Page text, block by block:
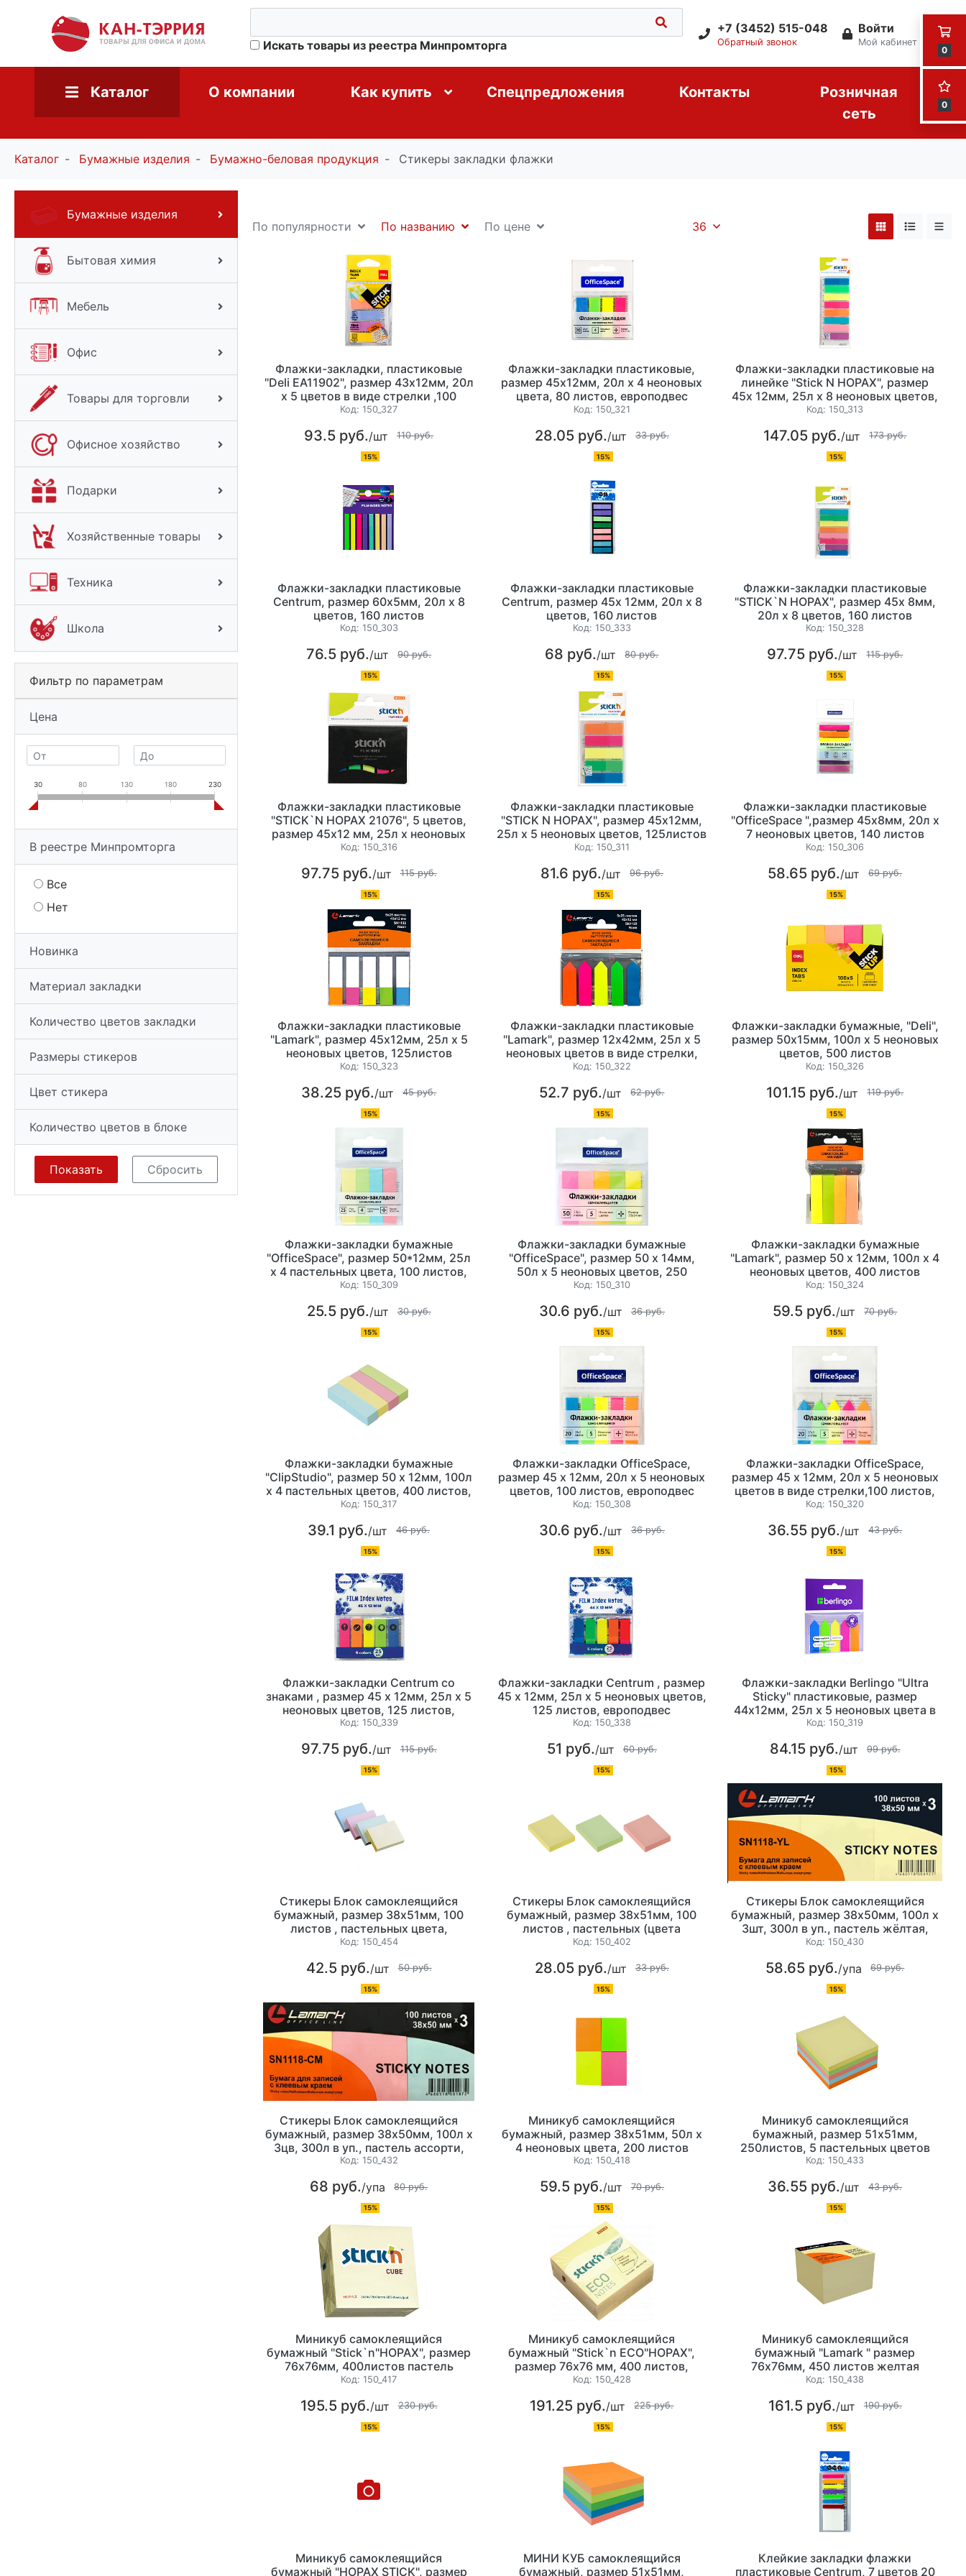
0
0
Искать товары из реестра Минпромторга
+7 (3452) 515-048
Обратный звонок
Войти
Мой кабинет
Каталог О компании Как купить Спецпредложения Контакты
Розничная
сеть
Каталог Бумажные изделия Бумажно-беловая продукция Стикеры закладки флажки
Бумажные изделия
Бытовая химия
Мебель
Офис
Товары для торговли
Офисное хозяйство
Подарки
Хозяйственные товары
Техника
Школа
Фильтр по параметрам
Цена
30 80 130 180 230
В реестре Минпромторга
Все
Нет
Новинка
Материал закладки
Количество цветов закладки
Размеры стикеров
Цвет стикера
Количество цветов в блоке
По популярности По названию По цене 36
Флажки-закладки, пластиковые
"Deli EA11902", размер 43x12мм, 20л
х 5 цветов в виде стрелки ,100
листов
Код:150_327
93.5 руб./шт 110 руб.
15%
Флажки-закладки пластиковые,
размер 45х12мм, 20л х 4 неоновых
цвета, 80 листов, европодвес
Код: 150_321
28.05 руб./шт 33 руб.
15%
Флажки-закладки пластиковые на
линейке "Stick N HOPAX", размер
45х 12мм, 25л х 8 неоновых цветов,
200 листов, европодвес
Код:150_313
147.05 руб./шт 173 руб.
15%
Флажки-закладки пластиковые
Centrum, размер 60х5мм, 20л х 8
цветов, 160 листов
Код: 150_303
76.5 руб./шт 90 руб.
15%
Флажки-закладки пластиковые
Centrum, размер 45х 12мм, 20л х 8
цветов, 160 листов
Код: 150_333
68 руб./шт 80 руб.
15%
Флажки-закладки пластиковые
"STICK`N HOPAX", размер 45х 8мм,
20л х 8 цветов, 160 листов
Код:150_328
97.75 руб./шт 115 руб.
15%
Флажки-закладки пластиковые
"STICK`N HOPAX 21076", 5 цветов,
размер 45х12 мм, 25л х неоновых
цвета, 100 листов
Код: 150_316
97.75 руб./шт 115 руб.
15%
Флажки-закладки пластиковые
"STICK N HOPAX", размер 45х12мм,
25л х 5 неоновых цветов, 125листов
Код: 150_311
81.6 руб./шт 96 руб.
15%
Флажки-закладки пластиковые
"OfficeSpace ",размер 45х8мм, 20л х
7 неоновых цветов, 140 листов
Код:150_306
58.65 руб./шт 69 руб.
15%
Флажки-закладки пластиковые
"Lamark", размер 45х12мм, 25л х 5
неоновых цветов, 125листов
Код: 150_323
38.25 руб./шт 45 руб.
15%
Флажки-закладки пластиковые
"Lamark", размер 12x42мм, 25л х 5
неоновых цветов в виде стрелки,
125 листов
Код: 150_322
52.7 руб./шт 62 руб.
15%
Флажки-закладки бумажные, "Deli",
размер 50х15мм, 100л х 5 неоновых
цветов, 500 листов
Код:150_326
101.15 руб./шт 119 руб.
15%
Флажки-закладки бумажные
"OfficeSpace", размер 50*12мм, 25л
х 4 пастельных цвета, 100 листов,
европодвес
Код: 150_309
25.5 руб./шт 30 руб.
15%
Флажки-закладки бумажные
"OfficeSpace", размер 50 х 14мм,
50л х 5 неоновых цветов, 250
листов, европодвес
Код: 150_310
30.6 руб./шт 36 руб.
15%
Флажки-закладки бумажные
"Lamark", размер 50 х 12мм, 100л х 4
неоновых цветов, 400 листов
Код:150_324
59.5 руб./шт 70 руб.
15%
Флажки-закладки бумажные
"ClipStudio", размер 50 х 12мм, 100л
х 4 пастельных цветов, 400 листов,
европодвес
Код:150_317
39.1 руб./шт 46 руб.
15%
Флажки-закладки OfficeSpace,
размер 45 х 12мм, 20л х 5 неоновых
цветов, 100 листов, европодвес
Код: 150_308
30.6 руб./шт 36 руб.
15%
Флажки-закладки OfficeSpace,
размер 45 х 12мм, 20л х 5 неоновых
цветов в виде стрелки,100 листов,
европодвес
Код:150_320
36.55 руб./шт 43 руб.
15%
Флажки-закладки Centrum со
знаками , размер 45 х 12мм, 25л х 5
неоновых цветов, 125 листов,
европодвес
Код: 150_339
97.75 руб./шт 115 руб.
15%
Флажки-закладки Centrum , размер
45 х 12мм, 25л х 5 неоновых цветов,
125 листов, европодвес
Код: 150_338
51 руб./шт 60 руб.
15%
Флажки-закладки Berlingo "Ultra
Sticky" пластиковые, размер
44х12мм, 25л х 5 неоновых цвета в
форме стрелки, 125 листов,
Код:150_319
84.15 руб./шт 99 руб.
15%
Стикеры Блок самоклеящийся
бумажный, размер 38х51мм, 100
листов , пастельных цвета,
ассорти, Stick`n (цвета ассорти)
Код: 150_454
42.5 руб./шт 50 руб.
15%
Стикеры Блок самоклеящийся
бумажный, размер 38х51мм, 100
листов , пастельных (цвета
ассорти)
Код: 150_402
28.05 руб./шт 33 руб.
15%
Стикеры Блок самоклеящийся
бумажный, размер 38х50мм, 100л х
3шт, 300л в уп., пастель жёлтая,
Lamark
Код:150_430
58.65 руб./упа 69 руб.
15%
Стикеры Блок самоклеящийся
бумажный, размер 38х50мм, 100л х
3цв, 300л в уп., пастель ассорти,
Lamark
Код: 150_432
68 руб./упа 80 руб.
15%
Миникуб самоклеящийся
бумажный, размер 38х51мм, 50л х
4 неоновых цвета, 200 листов
(цвета ассорти)
Код: 150_418
59.5 руб./шт 70 руб.
15%
Миникуб самоклеящийся
бумажный, размер 51х51мм,
250листов, 5 пастельных цветов
Код:150_433
36.55 руб./шт 43 руб.
15%
Миникуб самоклеящийся
бумажный "Stick`n"HOPAX", размер
76x76мм, 400листов пастель
желтый, плотность 70г/м2
Код:150_417
195.5 руб./шт 230 руб.
15%
Миникуб самоклеящийся
бумажный "Stick`n ECO"HOPAX",
размер 76х76 мм, 400 листов,
пастель, плотность 60 гр/м2,
Код: 150_428
191.25 руб./шт 225 руб.
15%
Миникуб самоклеящийся
бумажный "Lamark " размер
76x76мм, 450 листов желтая
пастель
Код:150_438
161.5 руб./шт 190 руб.
15%
Миникуб самоклеящийся
бумажный "HOPAX STICK", размер
МИНИ КУБ самоклеящийся
бумажный, размер 51х51мм,
Клейкие закладки флажки
пластиковые Centrum, 7 цветов 20